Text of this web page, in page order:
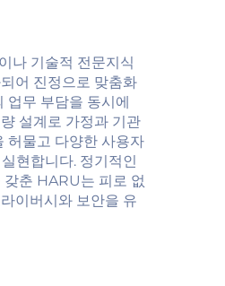
나 기술적 전문지식
어 진정으로 맞춤화
업무 부담을 동시에
설계로 가정과 기관
허물고 다양한 사용자
현합니다. 정기적인
춘 HARU는 피로 없
이버시와 보안을 유